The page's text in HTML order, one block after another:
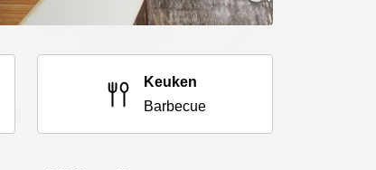
Keuken
Barbecue